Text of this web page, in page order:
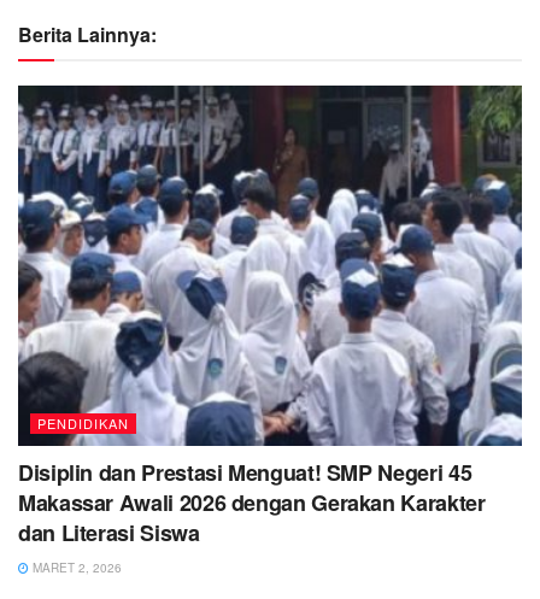
Berita Lainnya:
PENDIDIKAN
Disiplin dan Prestasi Menguat! SMP Negeri 45
Makassar Awali 2026 dengan Gerakan Karakter
dan Literasi Siswa
MARET 2, 2026